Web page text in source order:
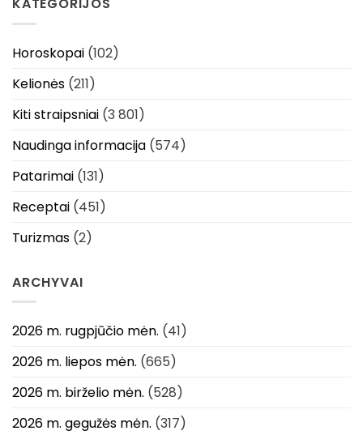
Horoskopai (102)
Kelionės (211)
Kiti straipsniai (3 801)
Naudinga informacija (574)
Patarimai (131)
Receptai (451)
Turizmas (2)
ARCHYVAI
2026 m. rugpjūčio mėn. (41)
2026 m. liepos mėn. (665)
2026 m. birželio mėn. (528)
2026 m. gegužės mėn. (317)